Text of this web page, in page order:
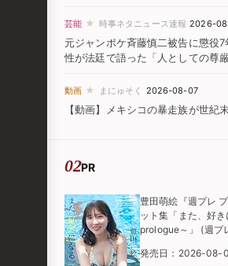
芸能 ★ 時事ネタニュース速報 2026-
元ジャンポケ斉藤慎二被告に懲
性が法廷で語った「人としての尊
動画 ★ まにゅそく 2026-08-07
【動画】メキシコの暴走族が世
PR
豊田萌絵『週プレ
ット集「また、好
prologue～」 (週プ
発売日：2026-08-